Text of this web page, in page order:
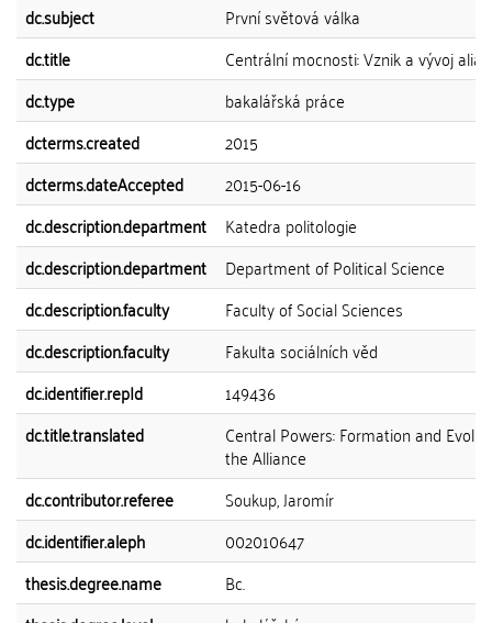
dc.subject
První světová válka
dc.title
Centrální mocnosti: Vznik a vývoj
dc.type
bakalářská práce
dcterms.created
2015
dcterms.dateAccepted
2015-06-16
dc.description.department
Katedra politologie
dc.description.department
Department of Political Science
dc.description.faculty
Faculty of Social Sciences
dc.description.faculty
Fakulta sociálních věd
dc.identifier.repId
149436
dc.title.translated
Central Powers: Formation and
the Alliance
dc.contributor.referee
Soukup, Jaromír
dc.identifier.aleph
002010647
thesis.degree.name
Bc.